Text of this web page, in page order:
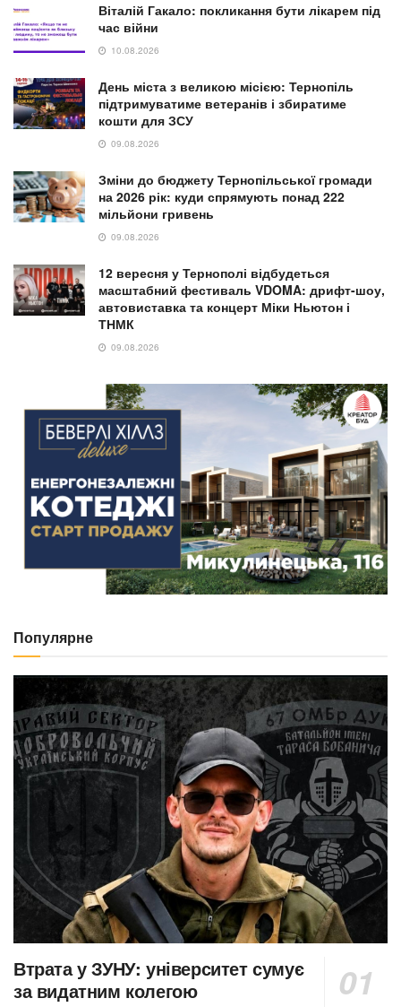
Віталій Гакало: покликання бути лікарем під
час війни
10.08.2026
День міста з великою місією: Тернопіль
підтримуватиме ветеранів і збиратиме
кошти для ЗСУ
09.08.2026
Зміни до бюджету Тернопільської громади
на 2026 рік: куди спрямують понад 222
мільйони гривень
09.08.2026
12 вересня у Тернополі відбудеться
масштабний фестиваль VDOMA: дрифт-шоу,
автовиставка та концерт Міки Ньютон і
ТНМК
09.08.2026
Популярне
Втрата у ЗУНУ: університет сумує
за видатним колегою